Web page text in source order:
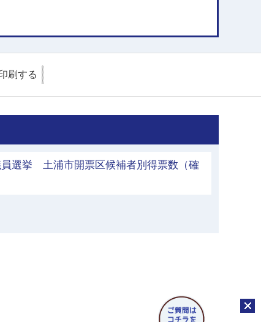
刷する
選挙 土浦市開票区候補者別得票数（確
チャ